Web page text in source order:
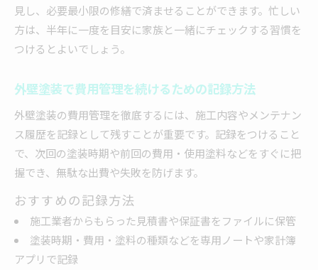
見し、必要最小限の修繕で済ませることができます。忙しい
方は、半年に一度を目安に家族と一緒にチェックする習慣を
つけるとよいでしょう。
外壁塗装で費用管理を続けるための記録方法
外壁塗装の費用管理を徹底するには、施工内容やメンテナン
ス履歴を記録として残すことが重要です。記録をつけること
で、次回の塗装時期や前回の費用・使用塗料などをすぐに把
握でき、無駄な出費や失敗を防げます。
おすすめの記録方法
施工業者からもらった見積書や保証書をファイルに保管
塗装時期・費用・塗料の種類などを専用ノートや家計簿
アプリで記録